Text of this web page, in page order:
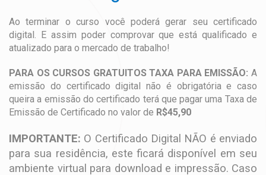
Ao terminar o curso você poderá gerar seu certificado
digital. E assim poder comprovar que está qualificado e
atualizado para o mercado de trabalho!
PARA OS CURSOS GRATUITOS TAXA PARA EMISSÃO: A
emissão do certificado digital não é obrigatória e caso
queira a emissão do certificado terá que pagar uma Taxa de
Emissão de Certificado no valor de R$45,90
IMPORTANTE: O Certificado Digital NÃO é enviado
para sua residência, este ficará disponível em seu
ambiente virtual para download e impressão. Caso